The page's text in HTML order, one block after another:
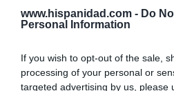
www.hispanidad.com - Do
Personal Information
If you wish to opt-out of the sale,
processing of your personal or
targeted advertising by us, please